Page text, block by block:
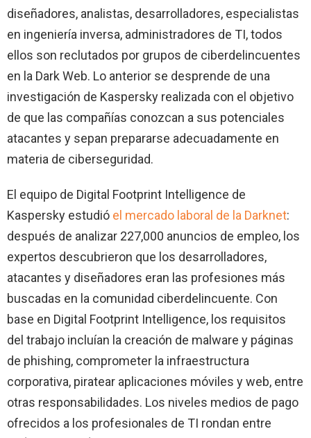
diseñadores, analistas, desarrolladores, especialistas
en ingeniería inversa, administradores de TI, todos
ellos son reclutados por grupos de ciberdelincuentes
en la Dark Web. Lo anterior se desprende de una
investigación de Kaspersky realizada con el objetivo
de que las compañías conozcan a sus potenciales
atacantes y sepan prepararse adecuadamente en
materia de ciberseguridad.
El equipo de Digital Footprint Intelligence de
Kaspersky estudió el mercado laboral de la Darknet:
después de analizar 227,000 anuncios de empleo, los
expertos descubrieron que los desarrolladores,
atacantes y diseñadores eran las profesiones más
buscadas en la comunidad ciberdelincuente. Con
base en Digital Footprint Intelligence, los requisitos
del trabajo incluían la creación de malware y páginas
de phishing, comprometer la infraestructura
corporativa, piratear aplicaciones móviles y web, entre
otras responsabilidades. Los niveles medios de pago
ofrecidos a los profesionales de TI rondan entre